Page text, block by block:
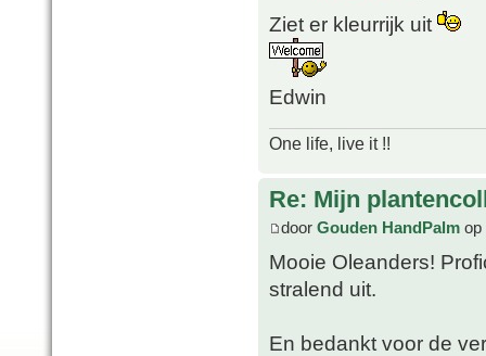
Ziet er kleurrijk uit
Edwin
One life, live it !!
Re: Mijn
door Gouden HandPalm op
Mooie Oleanders!
stralend uit.
En bedankt voor de